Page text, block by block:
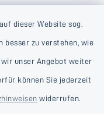
dieser Website sog.
besser zu verstehen, wie
unser Angebot weiter
können Sie jederzeit
widerrufen.